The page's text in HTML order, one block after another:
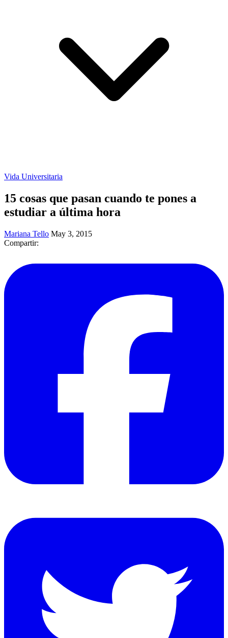
Vida Universitaria
15 cosas que pasan cuando te pones a
estudiar a última hora
Mariana Tello May 3, 2015
Compartir: